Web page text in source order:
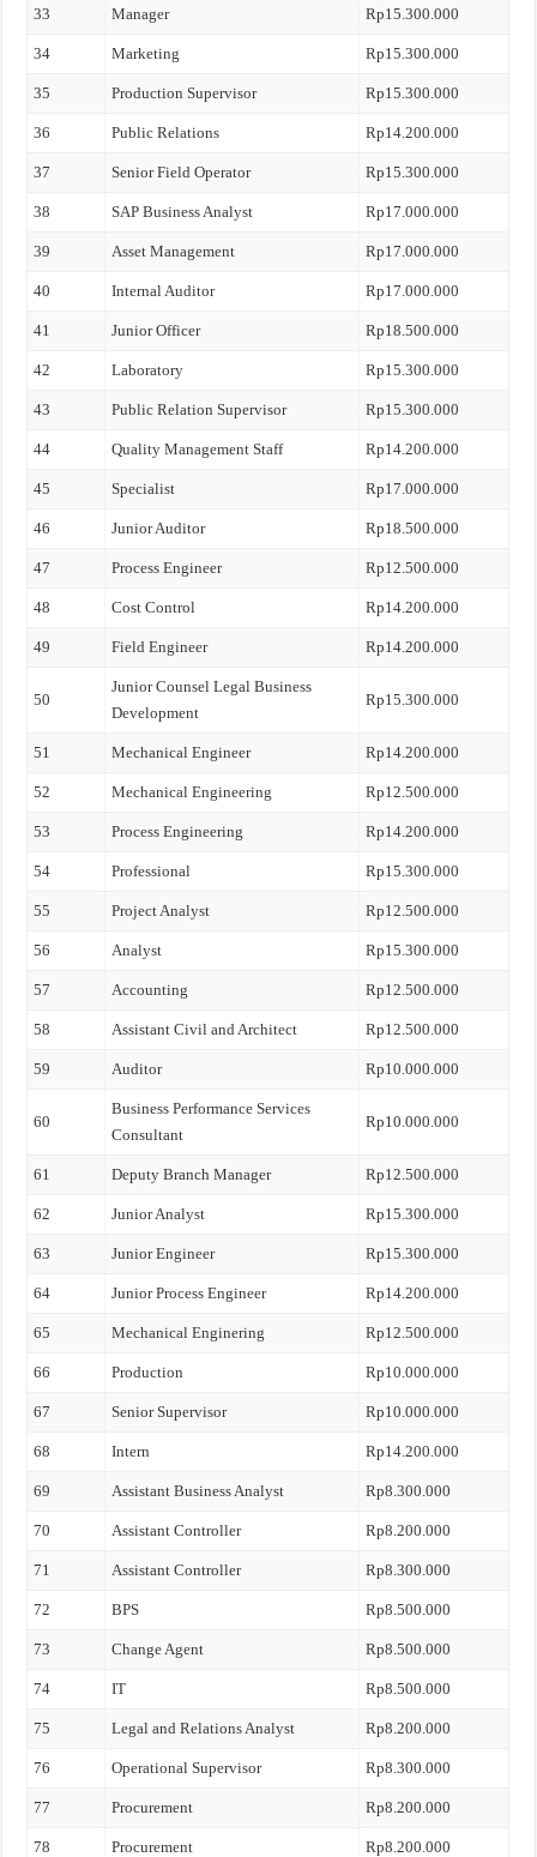
33 Manager Rp15.300.000
34 Marketing Rp15.300.000
35 Production Supervisor Rp15.300.000
36 Public Relations Rp14.200.000
37 Senior Field Operator Rp15.300.000
38 SAP Business Analyst Rp17.000.000
39 Asset Management Rp17.000.000
40 Internal Auditor Rp17.000.000
41 Junior Officer Rp18.500.000
42 Laboratory Rp15.300.000
43 Public Relation Supervisor Rp15.300.000
44 Quality Management Staff Rp14.200.000
45 Specialist Rp17.000.000
46 Junior Auditor Rp18.500.000
47 Process Engineer Rp12.500.000
48 Cost Control Rp14.200.000
49 Field Engineer Rp14.200.000
50
Junior Counsel Legal Business
Development
Rp15.300.000
51 Mechanical Engineer Rp14.200.000
52 Mechanical Engineering Rp12.500.000
53 Process Engineering Rp14.200.000
54 Professional Rp15.300.000
55 Project Analyst Rp12.500.000
56 Analyst Rp15.300.000
57 Accounting Rp12.500.000
58 Assistant Civil and Architect Rp12.500.000
59 Auditor Rp10.000.000
60
Business Performance Services
Consultant
Rp10.000.000
61 Deputy Branch Manager Rp12.500.000
62 Junior Analyst Rp15.300.000
63 Junior Engineer Rp15.300.000
64 Junior Process Engineer Rp14.200.000
65 Mechanical Enginering Rp12.500.000
66 Production Rp10.000.000
67 Senior Supervisor Rp10.000.000
68 Intern Rp14.200.000
69 Assistant Business Analyst Rp8.300.000
70 Assistant Controller Rp8.200.000
71 Assistant Controller Rp8.300.000
72 BPS Rp8.500.000
73 Change Agent Rp8.500.000
74 IT Rp8.500.000
75 Legal and Relations Analyst Rp8.200.000
76 Operational Supervisor Rp8.300.000
77 Procurement Rp8.200.000
78 Procurement Rp8.200.000